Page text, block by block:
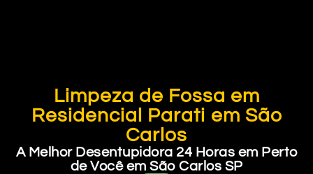
Limpeza de Fossa em
Residencial Parati em São
Carlos
A Melhor Desentupidora 24 Horas em Perto
de Você em São Carlos SP